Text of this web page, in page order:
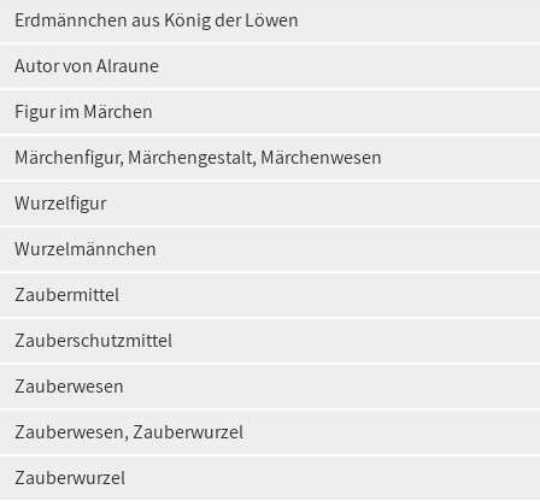
Erdmännchen aus König der Löwen
Autor von Alraune
Figur im Märchen
Märchenfigur, Märchengestalt, Märchenwesen
Wurzelfigur
Wurzelmännchen
Zaubermittel
Zauberschutzmittel
Zauberwesen
Zauberwesen, Zauberwurzel
Zauberwurzel